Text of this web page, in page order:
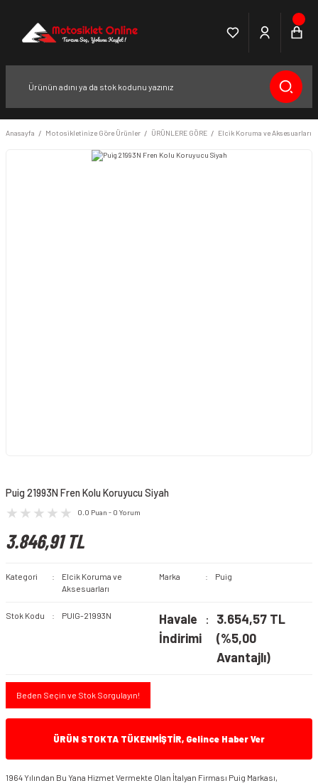
Anasayfa Motosikletinize Göre Ürünler ÜRÜNLERE GÖRE Elcik Koruma ve Aksesuarları
Puig 21993N Fren Kolu Koruyucu Siyah
0.0 Puan - 0 Yorum
3.846,91 TL
Kategori
Elcik Koruma ve
Aksesuarları
Marka Puig
Stok Kodu PUIG-21993N
Havale
İndirimi
3.654,57 TL
(%5,00
Avantajlı)
Beden Seçin ve Stok Sorgulayın!
ÜRÜN STOKTA TÜKENMİŞTİR, Gelince Haber Ver
1964 Yılından Bu Yana Hizmet Vermekte Olan İtalyan Firması Puig Markası,